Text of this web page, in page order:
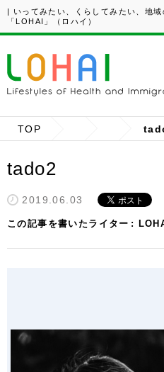
| いってみたい、くらしてみたい、地
「LOHAI」（ロハイ）
TOP
tado2
2019.06.03
この記事を書いたライター